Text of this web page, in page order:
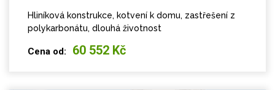
Hliníková konstrukce, kotvení k domu, zastřešení z
polykarbonátu, dlouhá životnost
Cena od: 60 552 Kč